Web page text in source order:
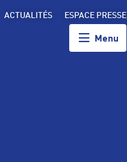
ACTUALITÉS ESPACE PRESSE
Menu